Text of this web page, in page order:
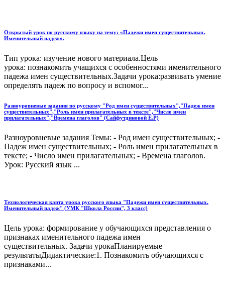
Открытый урок по русскому языку на тему: «Падежи имен существительных.
Именительный падеж».
Тип урока: изучение нового материала.Цель
урока: познакомить учащихся с особенностями именительного
падежа имен существительных.Задачи урока:развивать умение
определять падеж по вопросу и вспомог...
Разноуровневые задания по русскому "Род имен существительных","Падеж имен
существительных","Роль имен прилагательных в тексте","Число имен
прилагательных","Времена глаголов" (Сайфутдиновой Е.Р)
Разноуровневые задания Темы: - Род имен существительных; -
Падеж имен существительных; - Роль имен прилагательных в
тексте; - Число имен прилагательных; - Времена глаголов.
Урок: Русский язык ...
Технологическая карта урока русского языка "Падежи имен существительных.
Именительный падеж" (УМК "Школа России", 3 класс)
Цель урока: формирование у обучающихся представления о
признаках именительного падежа имен
существительных. Задачи урокаПланируемые
результатыДидактические:1. Познакомить обучающихся с
признаками...